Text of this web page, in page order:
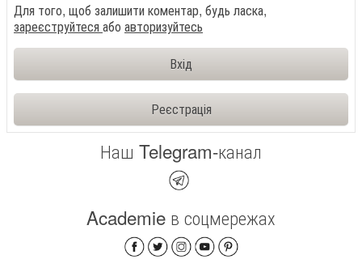
Для того, щоб залишити коментар, будь ласка,
зареєструйтеся або авторизуйтесь
Вхід
Реєстрація
Наш Telegram-канал
Academie в соцмережах